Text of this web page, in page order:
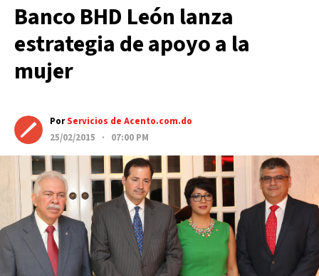
Banco BHD León lanza
estrategia de apoyo a la
mujer
PorServicios de Acento.com.do
25/02/2015 · 07:00 PM